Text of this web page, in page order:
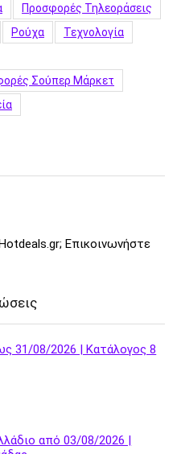
Προσφορές Τηλεοράσεις
Ρούχα
Τεχνολογία
Σούπερ Μάρκετ
Επικοινωνήστε
31/08/2026 | Κατάλογος 8
από 03/08/2026 |